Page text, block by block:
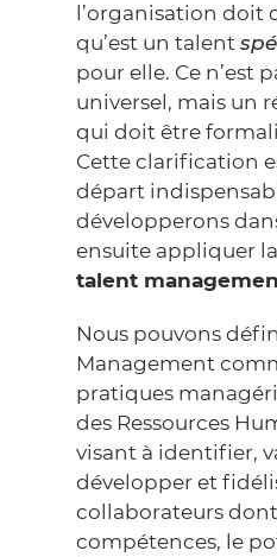
l’organisation doit
qu’est un talent
pour elle. Ce n’est
universel, mais un
qui doit être
Cette clarification
départ
développerons
ensuite appliquer
talent
Nous pouvons
Management
pratiques
des Ressources
visant à identifier,
développer et
collaborateurs
compétences, le